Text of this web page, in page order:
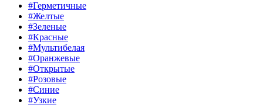
#Герметичные
#Желтые
#Зеленые
#Красные
#Мультибелая
#Оранжевые
#Открытые
#Розовые
#Синие
#Узкие